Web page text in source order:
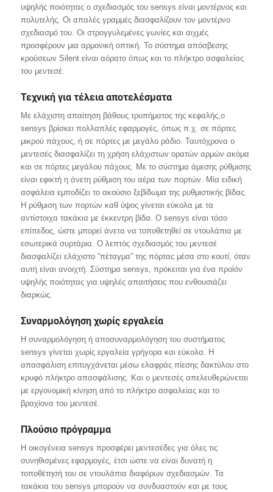
υψηλής ποιότητας ο σχεδιασμός του sensys είναι μοντέρνος και
πολυτελής. Οι απαλές γραμμές διασφαλίζουν τον μοντέρνο
σχεδιασμό του. Οι στρογγυλεμένες γωνίες και αιχμές
προσφέρουν μια αρμονική οπτική. Το σύστημα απόσβεσης
κρούσεων Silent είναι αόρατο όπως και το πλήκτρο ασφαλείας
του μεντεσέ.
Τεχνική για τέλεια αποτελέσματα
Με ελάχιστη απαίτηση βάθους τρυπήματος της κεφαλής,ο
sensys βρίσκει πολλαπλές εφαρμογές, όπως π.χ. σε πόρτες
μικρού πάχους, ή σε πόρτες με μεγάλο ράδιο. Ταυτόχρονα ο
μεντεσές διασφαλίζει τη χρήση ελάχιστων ορατών αρμών ακόμα
και σε πόρτες μεγάλου πάχους. Με το σύστημα άμεσης ρύθμισης
είναι εφικτή η άνετη ρύθμιση του αέρα των πορτών. Μία ειδική
ασφάλεια εμποδίζει το ακούσιο ξεβίδωμα της ρυθμιστικής βίδας.
Η ρύθμιση των πορτών καθ ύψος γίνεται εύκολα με τα
αντίστοιχα τακάκια με έκκεντρη βίδα. Ο sensys είναι τόσο
επίπεδος, ώστε μπορεί άνετα να τοποθετηθεί σε ντουλάπια με
εσωτερικά συρτάρια. Ο λεπτός σχεδιασμός του μεντεσέ
διασφαλίζει ελάχιστο “πέταγμα” της πόρτας μέσα στο κουτί, όταν
αυτή είναι ανοιχτή. Σύστημα sensys, πρόκειται για ένα προϊόν
υψηλής ποιότητας για υψηλές απαιτήσεις που ενθουσιάζει
διαρκώς.
Συναρμολόγηση χωρίς εργαλεία
Η συναρμολόγηση ή αποσυναρμολόγηση του συστήματος
sensys γίνεται χωρίς εργαλεία γρήγορα και εύκολα. Η
απασφάλιση επιτυγχάνεται μέσω ελαφράς πίεσης δακτύλου στο
κρυφό πλήκτρο απασφάλισης. Και ο μεντεσές απελευθερώνεται
με εργονομική κίνηση από το πλήκτρο ασφαλείας και το
βραχίονα του μεντεσέ.
Πλούσιo πρόγραμμα
Η οικογένεια sensys προσφέρει μεντεσέδες για όλες τις
συνηθισμένες εφαρμογές, έτσι ώστε να είναι δυνατή η
τοποθέτησή του σε ντουλάπια διαφόρων σχεδιασμών. Τα
τακάκια του sensys μπορούν να συνδυαστούν και με τους